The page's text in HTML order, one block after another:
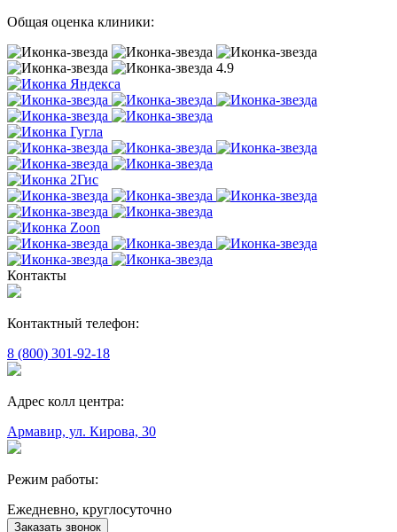
Общая оценка клиники:
4.9
Контакты
Контактный телефон:
8 (800) 301-92-18
Адрес колл центра:
Армавир, ул. Кирова, 30
Режим работы:
Ежедневно, круглосуточно
Заказать звонок